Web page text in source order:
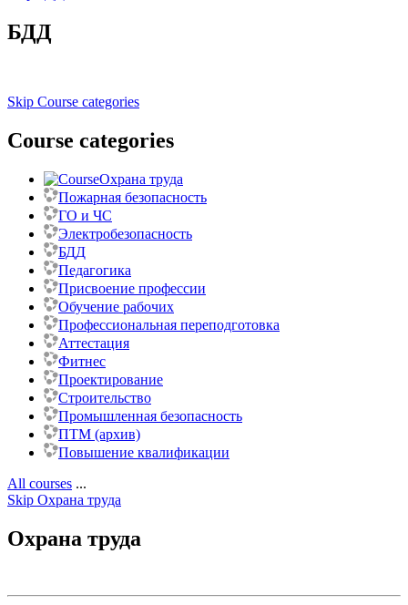
БДД
Skip Course categories
Course categories
Охрана труда
Пожарная безопасность
ГО и ЧС
Электробезопасность
БДД
Педагогика
Присвоение профессии
Обучение рабочих
Профессиональная переподготовка
Аттестация
Фитнес
Проектирование
Строительство
Промышленная безопасность
ПТМ (архив)
Повышение квалификации
All courses ...
Skip Охрана труда
Охрана труда